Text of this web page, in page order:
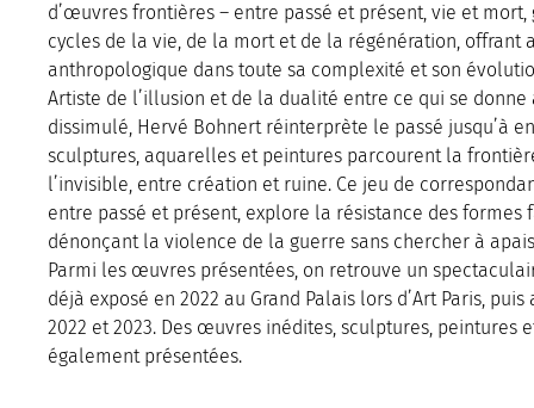
d’œuvres frontières – entre passé et présent, vie et
cycles de la vie, de la mort et de la régénération, offrant
anthropologique dans toute sa complexité et son
Artiste de l’illusion et de la dualité entre ce qui se
dissimulé, Hervé Bohnert réinterprète le passé jusqu’à
sculptures, aquarelles et peintures parcourent la
l’invisible, entre création et ruine. Ce jeu de
entre passé et présent, explore la résistance des formes
dénonçant la violence de la guerre sans chercher à
Parmi les œuvres présentées, on retrouve un
déjà exposé en 2022 au Grand Palais lors d’Art Paris,
2022 et 2023. Des œuvres inédites, sculptures, peintures
également présentées.